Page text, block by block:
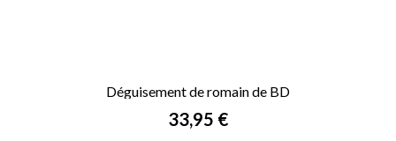
Déguisement de romain de BD
Prix
33,95 €